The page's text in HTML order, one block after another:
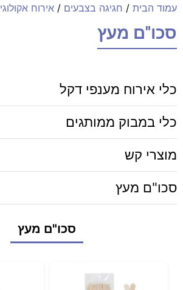
19.90₪
עמוד הבית / חגיגה בצבעים / אירוח אקולוגי
סכו"ם מעץ
כלי אירוח מענפי דקל
כלי במבוק ממותגים
מוצרי קש
סכו"ם מעץ
סכו"ם מעץ